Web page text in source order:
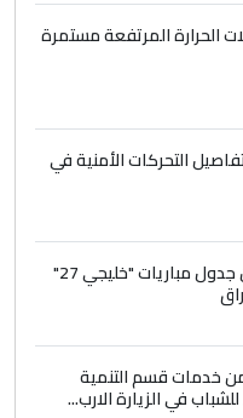
الأرض.. بلاد
الحرارة المرتفعة مستمرة
التحركات الأمنية في
الاتحاد الخليجي يعلن جدول مباريات "خليجي 27"
من خدمات قسم التنمية
في الزيارة الارب...